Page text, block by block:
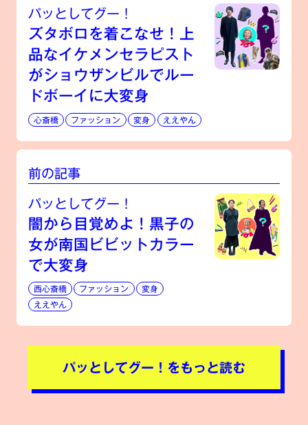
パッとしてグー！
ズタボロを着こなせ！上
品なイケメンセラピスト
がショウザンビルでルー
ドボーイに大変身
心斎橋 ファッション 変身 ええやん
前の記事
パッとしてグー！
闇から目覚めよ！黒子の
女が南国ビビットカラー
で大変身
西心斎橋 ファッション
変身
ええやん
パッとしてグー！をもっと読む